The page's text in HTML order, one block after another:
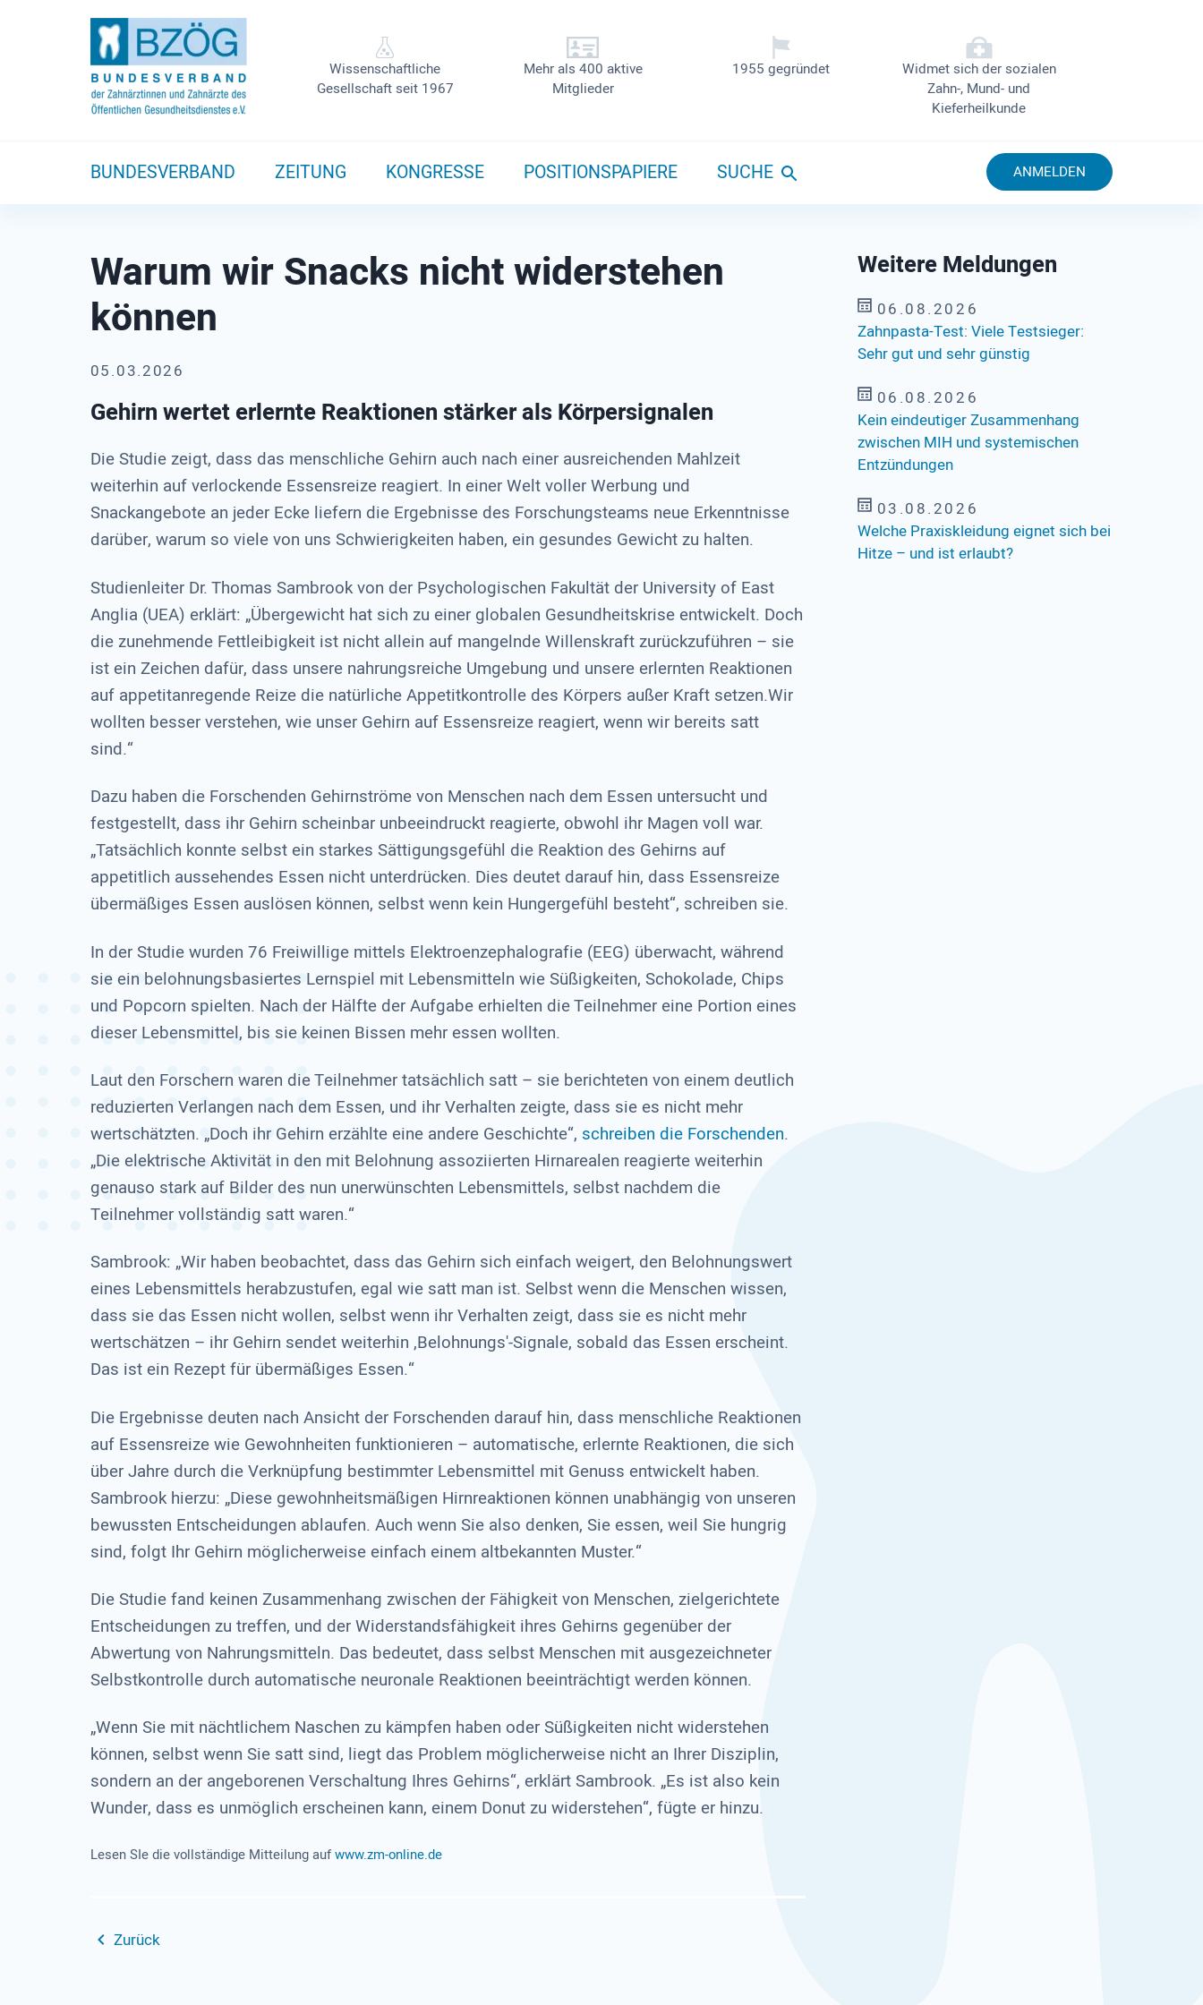
Wissenschaftliche
Gesellschaft seit 1967
Mehr als 400 aktive
Mitglieder
1955 gegründet
Widmet sich der sozialen
Zahn-, Mund- und
Kieferheilkunde
BUNDESVERBAND ZEITUNG KONGRESSE POSITIONSPAPIERE SUCHE ANMELDEN
Warum wir Snacks nicht widerstehen
können
05.03.2026
Gehirn wertet erlernte Reaktionen stärker als Körpersignalen
Die Studie zeigt, dass das menschliche Gehirn auch nach einer ausreichenden Mahlzeit
weiterhin auf verlockende Essensreize reagiert. In einer Welt voller Werbung und
Snackangebote an jeder Ecke liefern die Ergebnisse des Forschungsteams neue Erkenntnisse
darüber, warum so viele von uns Schwierigkeiten haben, ein gesundes Gewicht zu halten.
Studienleiter Dr. Thomas Sambrook von der Psychologischen Fakultät der University of East
Anglia (UEA) erklärt: „Übergewicht hat sich zu einer globalen Gesundheitskrise entwickelt. Doch
die zunehmende Fettleibigkeit ist nicht allein auf mangelnde Willenskraft zurückzuführen – sie
ist ein Zeichen dafür, dass unsere nahrungsreiche Umgebung und unsere erlernten Reaktionen
auf appetitanregende Reize die natürliche Appetitkontrolle des Körpers außer Kraft setzen.Wir
wollten besser verstehen, wie unser Gehirn auf Essensreize reagiert, wenn wir bereits satt
sind.“
Dazu haben die Forschenden Gehirnströme von Menschen nach dem Essen untersucht und
festgestellt, dass ihr Gehirn scheinbar unbeeindruckt reagierte, obwohl ihr Magen voll war.
„Tatsächlich konnte selbst ein starkes Sättigungsgefühl die Reaktion des Gehirns auf
appetitlich aussehendes Essen nicht unterdrücken. Dies deutet darauf hin, dass Essensreize
übermäßiges Essen auslösen können, selbst wenn kein Hungergefühl besteht“, schreiben sie.
In der Studie wurden 76 Freiwillige mittels Elektroenzephalografie (EEG) überwacht, während
sie ein belohnungsbasiertes Lernspiel mit Lebensmitteln wie Süßigkeiten, Schokolade, Chips
und Popcorn spielten. Nach der Hälfte der Aufgabe erhielten die Teilnehmer eine Portion eines
dieser Lebensmittel, bis sie keinen Bissen mehr essen wollten.
Laut den Forschern waren die Teilnehmer tatsächlich satt – sie berichteten von einem deutlich
reduzierten Verlangen nach dem Essen, und ihr Verhalten zeigte, dass sie es nicht mehr
wertschätzten. „Doch ihr Gehirn erzählte eine andere Geschichte“, schreiben die Forschenden.
„Die elektrische Aktivität in den mit Belohnung assoziierten Hirnarealen reagierte weiterhin
genauso stark auf Bilder des nun unerwünschten Lebensmittels, selbst nachdem die
Teilnehmer vollständig satt waren.“
Sambrook: „Wir haben beobachtet, dass das Gehirn sich einfach weigert, den Belohnungswert
eines Lebensmittels herabzustufen, egal wie satt man ist. Selbst wenn die Menschen wissen,
dass sie das Essen nicht wollen, selbst wenn ihr Verhalten zeigt, dass sie es nicht mehr
wertschätzen – ihr Gehirn sendet weiterhin ,Belohnungs'-Signale, sobald das Essen erscheint.
Das ist ein Rezept für übermäßiges Essen.“
Die Ergebnisse deuten nach Ansicht der Forschenden darauf hin, dass menschliche Reaktionen
auf Essensreize wie Gewohnheiten funktionieren – automatische, erlernte Reaktionen, die sich
über Jahre durch die Verknüpfung bestimmter Lebensmittel mit Genuss entwickelt haben.
Sambrook hierzu: „Diese gewohnheitsmäßigen Hirnreaktionen können unabhängig von unseren
bewussten Entscheidungen ablaufen. Auch wenn Sie also denken, Sie essen, weil Sie hungrig
sind, folgt Ihr Gehirn möglicherweise einfach einem altbekannten Muster.“
Die Studie fand keinen Zusammenhang zwischen der Fähigkeit von Menschen, zielgerichtete
Entscheidungen zu treffen, und der Widerstandsfähigkeit ihres Gehirns gegenüber der
Abwertung von Nahrungsmitteln. Das bedeutet, dass selbst Menschen mit ausgezeichneter
Selbstkontrolle durch automatische neuronale Reaktionen beeinträchtigt werden können.
„Wenn Sie mit nächtlichem Naschen zu kämpfen haben oder Süßigkeiten nicht widerstehen
können, selbst wenn Sie satt sind, liegt das Problem möglicherweise nicht an Ihrer Disziplin,
sondern an der angeborenen Verschaltung Ihres Gehirns“, erklärt Sambrook. „Es ist also kein
Wunder, dass es unmöglich erscheinen kann, einem Donut zu widerstehen“, fügte er hinzu.
Lesen SIe die vollständige Mitteilung aufwww.zm-online.de
Zurück
Weitere Meldungen
06.08.2026
Zahnpasta-Test: Viele Testsieger:
Sehr gut und sehr günstig
06.08.2026
Kein eindeutiger Zusammenhang
zwischen MIH und systemischen
Entzündungen
03.08.2026
Welche Praxiskleidung eignet sich bei
Hitze – und ist erlaubt?